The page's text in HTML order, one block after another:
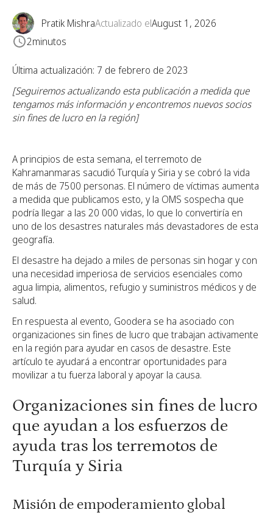
Pratik MishraActualizado elAugust 1, 2026
2minutos
Última actualización: 7 de febrero de 2023
[Seguiremos actualizando esta publicación a medida que
tengamos más información y encontremos nuevos socios
sin fines de lucro en la región]
A principios de esta semana, el terremoto de
Kahramanmaras sacudió Turquía y Siria y se cobró la vida
de más de 7500 personas. El número de víctimas aumenta
a medida que publicamos esto, y la OMS sospecha que
podría llegar a las 20 000 vidas, lo que lo convertiría en
uno de los desastres naturales más devastadores de esta
geografía.
El desastre ha dejado a miles de personas sin hogar y con
una necesidad imperiosa de servicios esenciales como
agua limpia, alimentos, refugio y suministros médicos y de
salud.
En respuesta al evento, Goodera se ha asociado con
organizaciones sin fines de lucro que trabajan activamente
en la región para ayudar en casos de desastre. Este
artículo te ayudará a encontrar oportunidades para
movilizar a tu fuerza laboral y apoyar la causa.
Organizaciones sin fines de lucro
que ayudan a los esfuerzos de
ayuda tras los terremotos de
Turquía y Siria
Misión de empoderamiento global